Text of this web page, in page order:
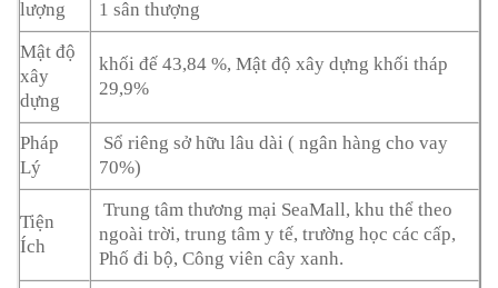
lượng
1 sân thượng
Mật độ
xây
dựng
khối đế 43,84 %, Mật độ xây dựng khối tháp
29,9%
Pháp
Lý
Sổ riêng sở hữu lâu dài ( ngân hàng cho vay
70%)
Tiện
Ích
Trung tâm thương mại SeaMall, khu thể theo
ngoài trời, trung tâm y tế, trường học các cấp,
Phố đi bộ, Công viên cây xanh.